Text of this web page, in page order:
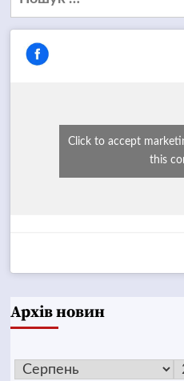
Click to accept
this
Архів новин